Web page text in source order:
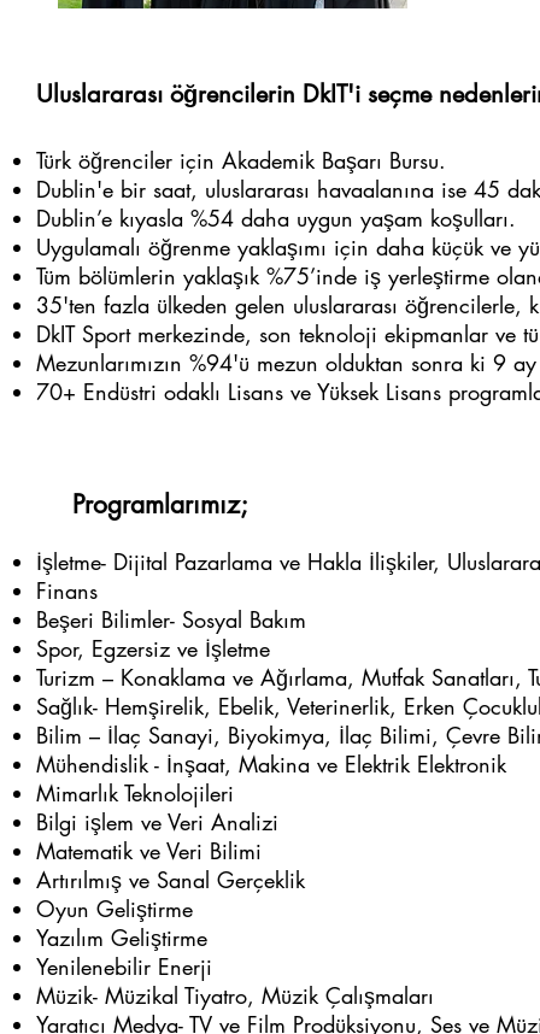
Uluslararası öğrencilerin DkIT'i seçme
Türk öğrenciler için Akademik Başarı Bursu.
Dublin'e bir saat, uluslararası havaalanına ise 45
Dublin’e kıyasla %54 daha uygun yaşam koşulları.
Uygulamalı öğrenme yaklaşımı için daha küçük ve
Tüm bölümlerin yaklaşık %75’inde iş yerleştirme
35'ten fazla ülkeden gelen uluslararası öğrencilerle,
DkIT Sport merkezinde, son teknoloji ekipmanlar ve
Mezunlarımızın %94'ü mezun olduktan sonra ki 9
70+ Endüstri odaklı Lisans ve Yüksek Lisans
Programlarımız;
İşletme- Dijital Pazarlama ve Hakla İlişkiler,
Finans
Beşeri Bilimler- Sosyal Bakım
Spor, Egzersiz ve İşletme
Turizm – Konaklama ve Ağırlama, Mutfak Sanatları,
Sağlık- Hemşirelik, Ebelik, Veterinerlik, Erken
Bilim – İlaç Sanayi, Biyokimya, İlaç Bilimi, Çevre
Mühendislik - İnşaat, Makina ve Elektrik Elektronik
Mimarlık Teknolojileri
Bilgi işlem ve Veri Analizi
Matematik ve Veri Bilimi
Artırılmış ve Sanal Gerçeklik
Oyun Geliştirme
Yazılım Geliştirme
Yenilenebilir Enerji
Müzik- Müzikal Tiyatro, Müzik Çalışmaları
Yaratıcı Medya- TV ve Film Prodüksiyonu, Ses ve